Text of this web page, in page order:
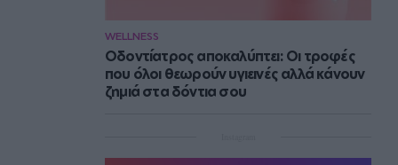
WELLNESS
Οδοντίατρος αποκαλύπτει: Οι τροφές
που όλοι θεωρούν υγιεινές αλλά κάνουν
ζημιά στα δόντια σου